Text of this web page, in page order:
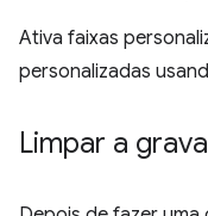
Ativa faixas
personalizadas
Limpar a